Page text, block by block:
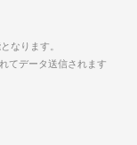
なります。
てデータ送信されます